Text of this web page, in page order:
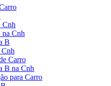
Cnh
na Cnh
B
Cnh
Carro
B na Cnh
para Carro